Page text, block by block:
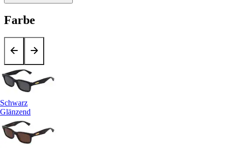
Farbe
Schwarz
Glänzend